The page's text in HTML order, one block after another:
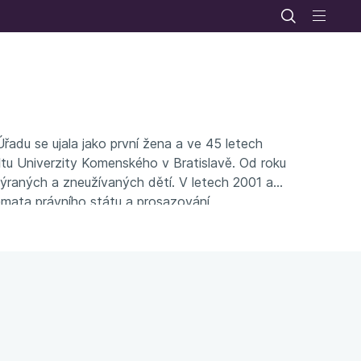
se ujala jako první žena a ve 45 letech
Univerzity Komenského v Bratislavě. Od roku
a zneužívaných dětí. V letech 2001 až
právního státu a prosazování